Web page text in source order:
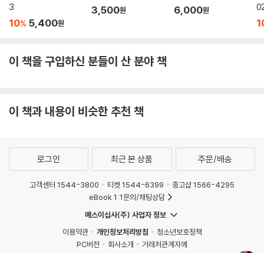
3
10% 5,400원
3,500원 6,000원
이 책을 구입하신 분들이 산 분야 책
이 책과 내용이 비슷한 추천 책
로그인 최근 본 상품 주문/배송
고객센터 1544-3800 티켓 1544-6399
중고샵 1566-4295
eBook 1:1문의/채팅상담
예스이십사(주) 사업자 정보
이용약관
개인정보처리방침
청소년보호정책
PC버전
회사소개
거래처관계자께